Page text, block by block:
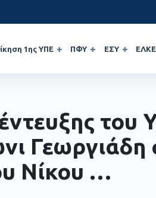
1ης ΥΠΕ ΠΦΥ ΕΣΥ
του
Γεωργιάδη
Νίκου …